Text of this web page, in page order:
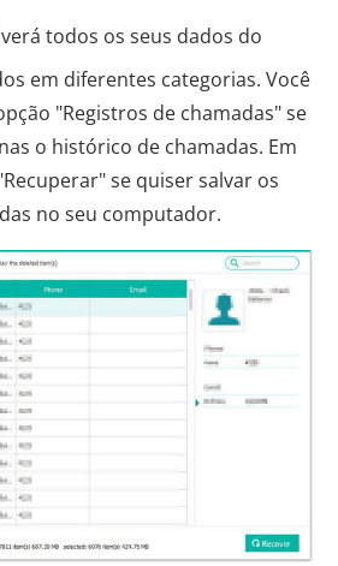
todos os seus dados do
em diferentes categorias. Você
"Registros de chamadas" se
o histórico de chamadas. Em
se quiser salvar os
no seu computador.